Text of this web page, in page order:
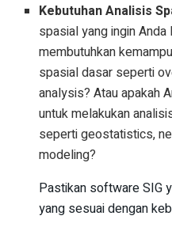
Kebutuhan Analisis
spasial yang ingin Anda
membutuhkan
spasial dasar seperti
analysis? Atau apakah
untuk melakukan
seperti geostatistics,
modeling?
Pastikan software SIG
yang sesuai dengan